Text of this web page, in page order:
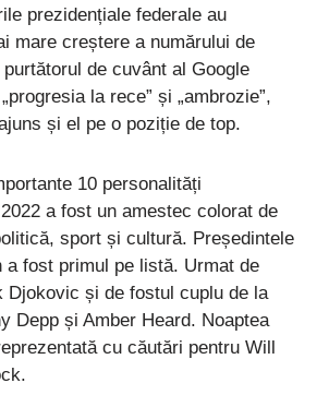
prezidențiale federale au
mare creștere a numărului de
de cuvânt al Google
la rece” și „ambrozie”,
și el pe o poziție de top.
10 personalități
a fost un amestec colorat de
sport și cultură. Președintele
a fost primul pe listă. Urmat de
Djokovic și de fostul cuplu de la
Depp și Amber Heard. Noaptea
cu căutări pentru Will